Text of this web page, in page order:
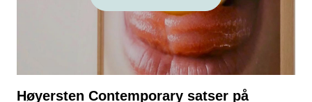
Høyersten Contemporary satser på